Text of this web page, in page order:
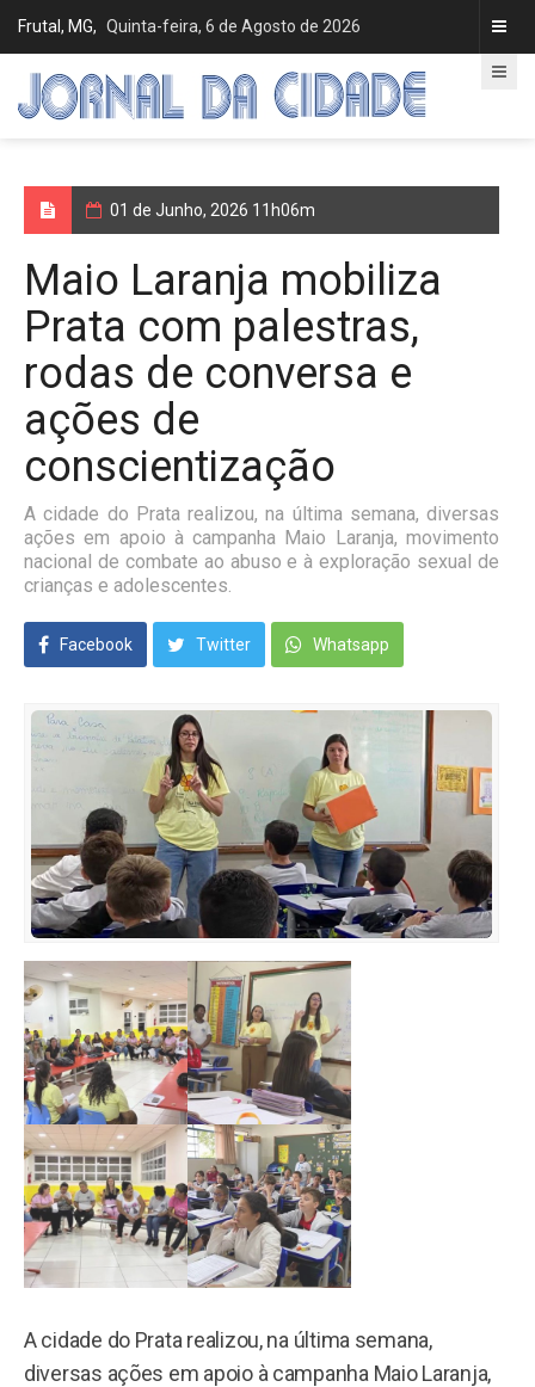
Frutal, MG, Quinta-feira, 6 de Agosto de 2026
01 de Junho, 2026 11h06m
Maio Laranja mobiliza
Prata com palestras,
rodas de conversa e
ações de
conscientização
A cidade do Prata realizou, na última semana, diversas
ações em apoio à campanha Maio Laranja, movimento
nacional de combate ao abuso e à exploração sexual de
crianças e adolescentes.
Facebook Twitter Whatsapp
A cidade do Prata realizou, na última semana,
diversas ações em apoio à campanha Maio Laranja,